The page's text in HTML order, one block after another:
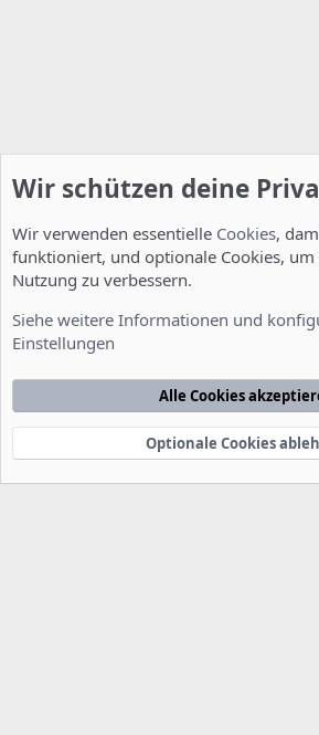
Nutzungsbedingungen
Startseite
e
Community platform by XenForo® © 2010-2022
xenDach©2010-2014
Wir schützen deine
Wir verwenden essentielle Cookies,
funktioniert, und optionale Cookies,
Nutzung zu verbessern.
Siehe weitere Informationen und
Einstellungen
Alle Cookies
Optionale Cookies